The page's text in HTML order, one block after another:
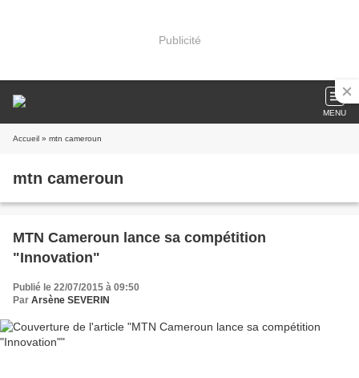
Publicité
MENU
Accueil » mtn cameroun
mtn cameroun
MTN Cameroun lance sa compétition
"Innovation"
Publié le 22/07/2015 à 09:50
Par Arsène SEVERIN